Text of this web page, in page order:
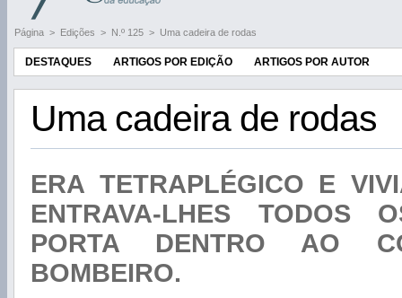
Página > Edições > N.º 125 > Uma cadeira de rodas
DESTAQUES ARTIGOS POR EDIÇÃO ARTIGOS POR AUTOR
Uma cadeira de rodas
ERA TETRAPLÉGICO E
ENTRAVA-LHES TODOS
PORTA DENTRO AO
BOMBEIRO.